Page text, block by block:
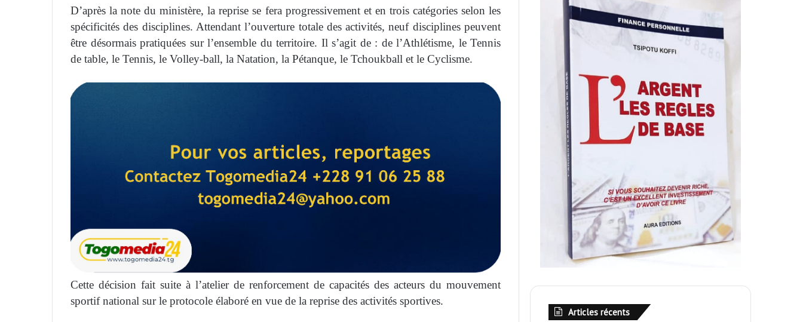
D’après la note du ministère, la reprise se fera progressivement et en trois catégories selon les
spécificités des disciplines. Attendant l’ouverture totale des activités, neuf disciplines peuvent
être désormais pratiquées sur l’ensemble du territoire. Il s’agit de : de l’Athlétisme, le Tennis
de table, le Tennis, le Volley-ball, la Natation, la Pétanque, le Tchoukball et le Cyclisme.
Cette décision fait suite à l’atelier de renforcement de capacités des acteurs du mouvement
sportif national sur le protocole élaboré en vue de la reprise des activités sportives.
Articles récents